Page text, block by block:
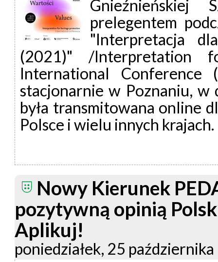
Gnieźnieńskiej
prelegentem
"Interpretacja
(2021)" /Interpretation
International
stacjonarnie w Poznaniu,
była transmitowana online
Polsce i wielu innych krajach.
Nowy Kierunek
pozytywną opinią
Aplikuj!
poniedziałek, 25